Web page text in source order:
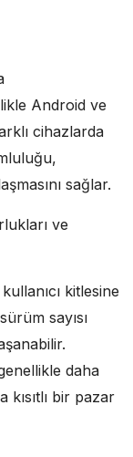
Android ve
cihazlarda
sağlar.
ve
kitlesine
sayısı
daha
bir pazar